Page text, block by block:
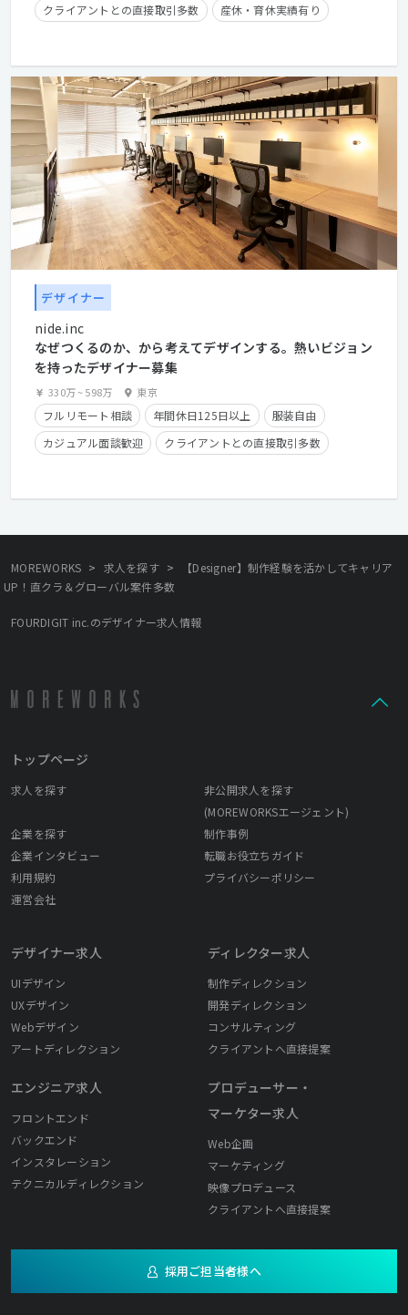
クライアントとの直接取引多数
産休・育休実績有り
デザイナー
nide.inc
なぜつくるのか、から考えてデザインする。熱いビジョン
を持ったデザイナー募集
330万~598万 東京
フルリモート相談 年間休日125日以上
服装自由
カジュアル面談歓迎
クライアントとの直接取引多数
学歴不問
経験者優遇
MOREWORKS > 求人を探す >
【Designer】制作経験を活かしてキャリア
UP！直クラ＆グローバル案件多数
FOURDIGIT inc.のデザイナー求人情報
トップページ
求人を探す
非公開求人を探す
(MOREWORKSエージェント)
企業を探す
制作事例
企業インタビュー
転職お役立ちガイド
利用規約
プライバシーポリシー
運営会社
デザイナー求人
UIデザイン
UXデザイン
Webデザイン
アートディレクション
エンジニア求人
フロントエンド
バックエンド
インスタレーション
テクニカルディレクション
ディレクター求人
制作ディレクション
開発ディレクション
コンサルティング
クライアントへ直接提案
プロデューサー・
マーケター求人
Web企画
マーケティング
映像プロデュース
クライアントへ直接提案
採用ご担当者様へ